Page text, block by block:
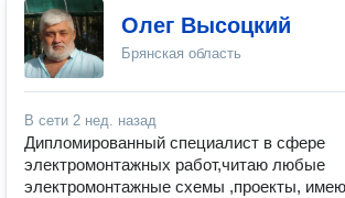
Олег Высоцкий
Брянская область
В сети 2 нед. назад
Дипломированный специалист в сфере
электромонтажных работ,читаю любые
электромонтажные схемы ,проекты,